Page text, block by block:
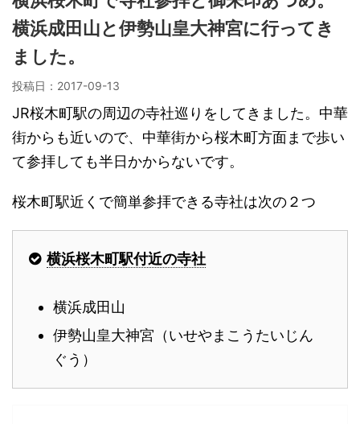
横浜成田山と伊勢山皇大神宮に行ってき
ました。
投稿日： 2017-09-13
JR桜木町駅の周辺の寺社巡りをしてきました。中華
街からも近いので、中華街から桜木町方面まで歩い
て参拝しても半日かからないです。
桜木町駅近くで簡単参拝できる寺社は次の２つ
横浜桜木町駅付近の寺社
横浜成田山
伊勢山皇大神宮（いせやまこうたいじん
ぐう）